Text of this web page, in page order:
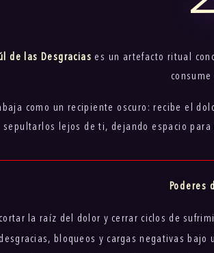
de las Desgracias es un artefacto ritual
como un recipiente oscuro: recibe el
sepultarlos lejos de ti, dejando espacio
Poderes
la raíz del dolor y cerrar ciclos de
bloqueos y cargas negativas bajo